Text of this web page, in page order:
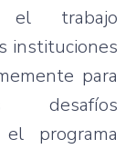
el trabajo
instituciones
para
desafíos
programa